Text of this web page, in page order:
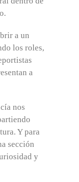
a un
los roles,
a
nos
Y para
sección
y